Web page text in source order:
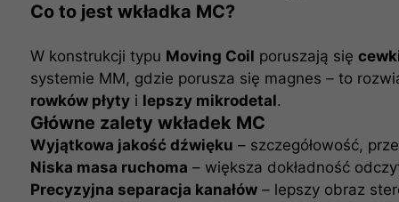
Co to jest wkładka MC?
W konstrukcji typu Moving Coil poruszają się
systemie MM, gdzie porusza się magnes – to
rowków płytyi lepszy mikrodetal.
Główne zalety wkładek MC
Wyjątkowa jakość dźwięku – szczegółowość,
Niska masa ruchoma – większa dokładność
Precyzyjna separacja kanałów– lepszy obraz